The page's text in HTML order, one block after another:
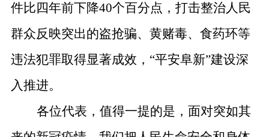
件比四年前下降40个百分点，打击整治人民
群众反映突出的盗抢骗、黄赌毒、食药环等
违法犯罪取得显著成效， “平安阜新”建设深
入推进。
各位代表，值得一提的是，面对突如其